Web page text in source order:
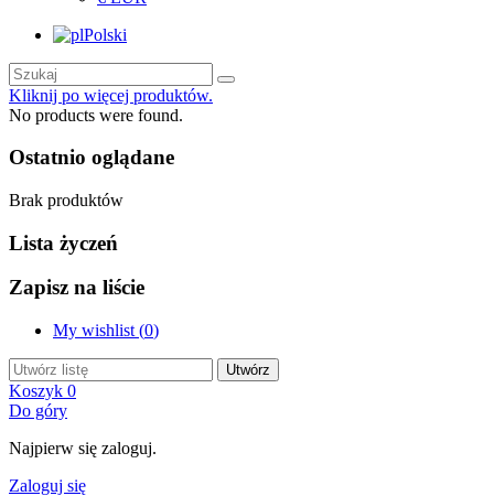
Polski
Kliknij po więcej produktów.
No products were found.
Ostatnio oglądane
Brak produktów
Lista życzeń
Zapisz na liście
My wishlist (0)
Utwórz
Koszyk 0
Do góry
Najpierw się zaloguj.
Zaloguj się